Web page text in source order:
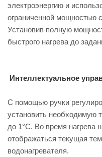
электроэнергию и
ограниченной мощностью
Установив полную
быстрого нагрева до
Интеллектуальное
С помощью ручки
установить необходимую
до 1°C. Во время нагрева
отображаться текущая
водонагревателя.